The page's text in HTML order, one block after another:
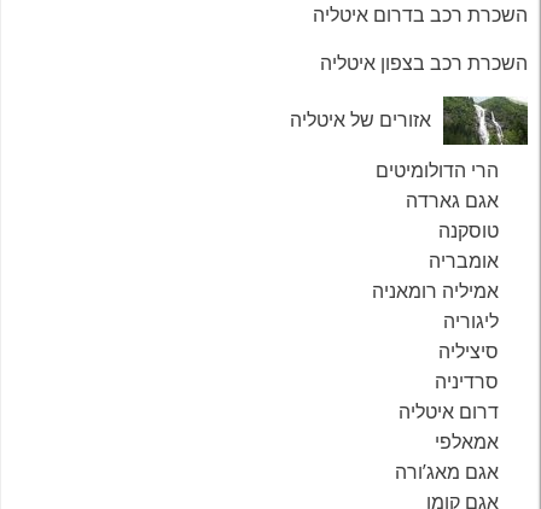
השכרת רכב בדרום איטליה
השכרת רכב בצפון איטליה
אזורים של איטליה
הרי הדולומיטים
אגם גארדה
טוסקנה
אומבריה
אמיליה רומאניה
ליגוריה
סיציליה
סרדיניה
דרום איטליה
אמאלפי
אגם מאג’ורה
אגם קומו